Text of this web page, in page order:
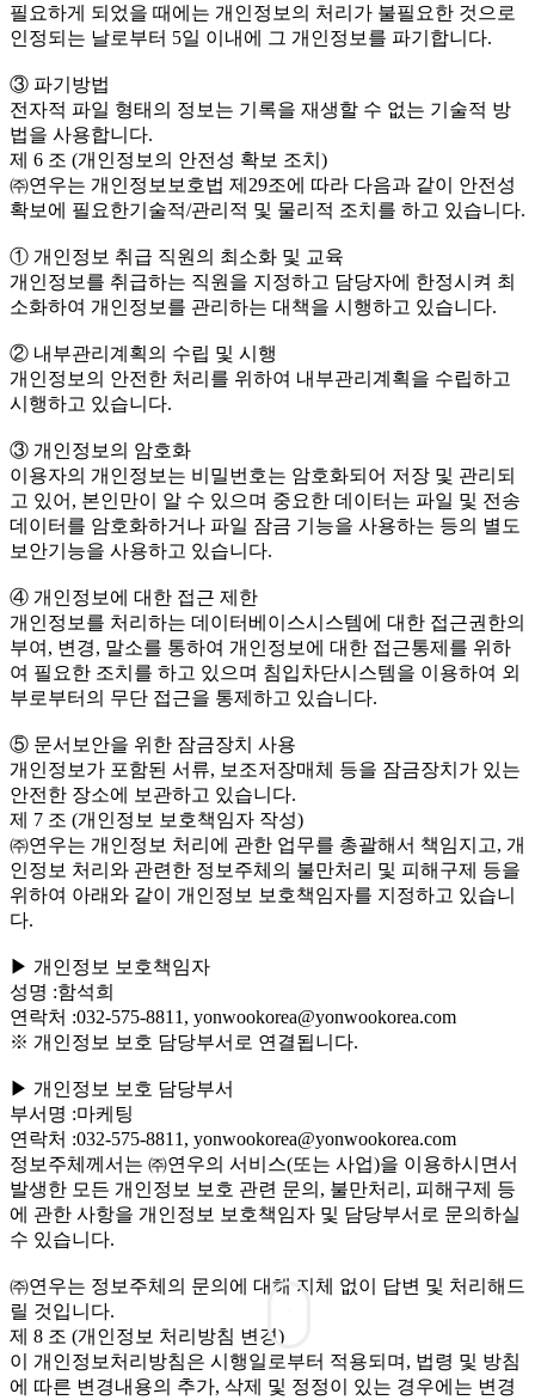
필요하게 되었을 때에는 개인정보의 처리가 불필요한 것으로
인정되는 날로부터 5일 이내에 그 개인정보를 파기합니다.
③ 파기방법
전자적 파일 형태의 정보는 기록을 재생할 수 없는 기술적 방
법을 사용합니다.
제 6 조 (개인정보의 안전성 확보 조치)
㈜연우는 개인정보보호법 제29조에 따라 다음과 같이 안전성
확보에 필요한기술적/관리적 및 물리적 조치를 하고 있습니다.
① 개인정보 취급 직원의 최소화 및 교육
개인정보를 취급하는 직원을 지정하고 담당자에 한정시켜 최
소화하여 개인정보를 관리하는 대책을 시행하고 있습니다.
② 내부관리계획의 수립 및 시행
개인정보의 안전한 처리를 위하여 내부관리계획을 수립하고
시행하고 있습니다.
③ 개인정보의 암호화
이용자의 개인정보는 비밀번호는 암호화되어 저장 및 관리되
고 있어, 본인만이 알 수 있으며 중요한 데이터는 파일 및 전송
데이터를 암호화하거나 파일 잠금 기능을 사용하는 등의 별도
보안기능을 사용하고 있습니다.
④ 개인정보에 대한 접근 제한
개인정보를 처리하는 데이터베이스시스템에 대한 접근권한의
부여, 변경, 말소를 통하여 개인정보에 대한 접근통제를 위하
여 필요한 조치를 하고 있으며 침입차단시스템을 이용하여 외
부로부터의 무단 접근을 통제하고 있습니다.
⑤ 문서보안을 위한 잠금장치 사용
개인정보가 포함된 서류, 보조저장매체 등을 잠금장치가 있는
안전한 장소에 보관하고 있습니다.
제 7 조 (개인정보 보호책임자 작성)
㈜연우는 개인정보 처리에 관한 업무를 총괄해서 책임지고, 개
인정보 처리와 관련한 정보주체의 불만처리 및 피해구제 등을
위하여 아래와 같이 개인정보 보호책임자를 지정하고 있습니
다.
▶ 개인정보 보호책임자
성명 :함석희
연락처 :032-575-8811, yonwookorea@yonwookorea.com
※ 개인정보 보호 담당부서로 연결됩니다.
▶ 개인정보 보호 담당부서
부서명 :마케팅
연락처 :032-575-8811, yonwookorea@yonwookorea.com
정보주체께서는 ㈜연우의 서비스(또는 사업)을 이용하시면서
발생한 모든 개인정보 보호 관련 문의, 불만처리, 피해구제 등
에 관한 사항을 개인정보 보호책임자 및 담당부서로 문의하실
수 있습니다.
㈜연우는 정보주체의 문의에 대해 지체 없이 답변 및 처리해드
릴 것입니다.
제 8 조 (개인정보 처리방침 변경)
이 개인정보처리방침은 시행일로부터 적용되며, 법령 및 방침
에 따른 변경내용의 추가, 삭제 및 정정이 있는 경우에는 변경